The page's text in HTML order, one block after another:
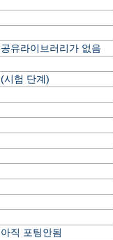
공유라이브러리가 없음
(시험 단계)
아직 포팅안됨